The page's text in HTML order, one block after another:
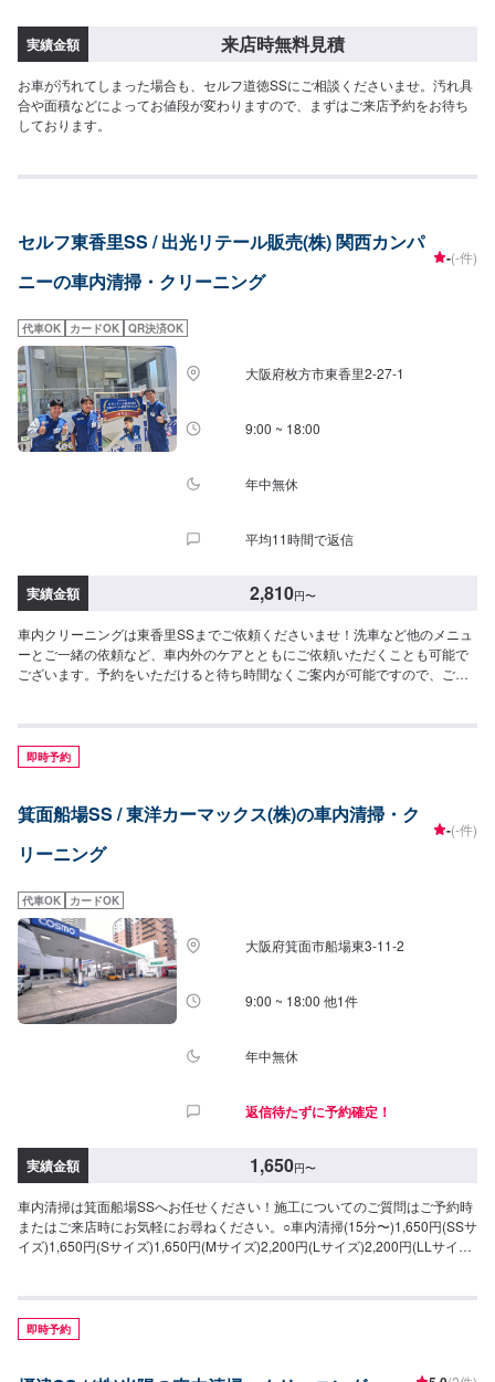
実績金額 来店時無料見積
お車が汚れてしまった場合も、セルフ道徳SSにご相談くださいませ。汚れ具
合や面積などによってお値段が変わりますので、まずはご来店予約をお待ち
しております。
セルフ東香里SS / 出光リテール販売(株) 関西カンパ
ニーの車内清掃・クリーニング
-(-件)
代車OK カードOK QR決済OK
大阪府枚方市東香里2-27-1
9:00 ~ 18:00
年中無休
平均11時間で返信
実績金額 2,810円〜
車内クリーニングは東香里SSまでご依頼くださいませ！洗車など他のメニュ
ーとご一緒の依頼など、車内外のケアとともにご依頼いただくことも可能で
ございます。予約をいただけると待ち時間なくご案内が可能ですので、ご予
即時予約
箕面船場SS / 東洋カーマックス(株)の車内清掃・ク
リーニング
-(-件)
代車OK カードOK
大阪府箕面市船場東3-11-2
9:00 ~ 18:00 他1件
年中無休
返信待たずに予約確定！
実績金額 1,650円〜
車内清掃は箕面船場SSへお任せください！施工についてのご質問はご予約時
またはご来店時にお気軽にお尋ねください。○車内清掃(15分〜)1,650円(SSサ
イズ)1,650円(Sサイズ)1,650円(Mサイズ)2,200円(Lサイズ)2,200円(LLサイ
円(LLサイズ)
即時予約